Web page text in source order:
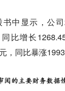
中显示，公
比增长
同比暴涨